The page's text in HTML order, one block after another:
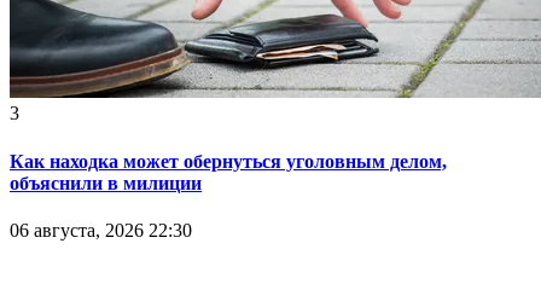
3
Как находка может обернуться уголовным делом,
объяснили в милиции
06 августа, 2026 22:30